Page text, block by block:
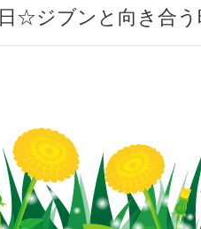
☆ジブンと向き合